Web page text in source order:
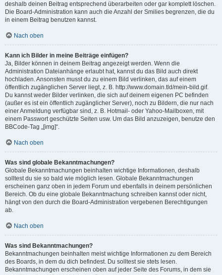
deshalb deinen Beitrag entsprechend überarbeiten oder gar komplett löschen.
Die Board-Administration kann auch die Anzahl der Smilies begrenzen, die du
in einem Beitrag benutzen kannst.
Nach oben
Kann ich Bilder in meine Beiträge einfügen?
Ja, Bilder können in deinem Beitrag angezeigt werden. Wenn die
Administration Dateianhänge erlaubt hat, kannst du das Bild auch direkt
hochladen. Ansonsten musst du zu einem Bild verlinken, das auf einem
öffentlich zugänglichen Server liegt, z. B. http://www.domain.tld/mein-bild.gif.
Du kannst weder Bilder verlinken, die sich auf deinem eigenen PC befinden
(außer es ist ein öffentlich zugänglicher Server), noch zu Bildern, die nur nach
einer Anmeldung verfügbar sind, z. B. Hotmail- oder Yahoo-Mailboxen, mit
einem Passwort geschützte Seiten usw. Um das Bild anzuzeigen, benutze den
BBCode-Tag „[img]“.
Nach oben
Was sind globale Bekanntmachungen?
Globale Bekanntmachungen beinhalten wichtige Informationen, deshalb
solltest du sie so bald wie möglich lesen. Globale Bekanntmachungen
erscheinen ganz oben in jedem Forum und ebenfalls in deinem persönlichen
Bereich. Ob du eine globale Bekanntmachung schreiben kannst oder nicht,
hängt von den durch die Board-Administration vergebenen Berechtigungen
ab.
Nach oben
Was sind Bekanntmachungen?
Bekanntmachungen beinhalten meist wichtige Informationen zu dem Bereich
des Boards, in dem du dich befindest. Du solltest sie stets lesen.
Bekanntmachungen erscheinen oben auf jeder Seite des Forums, in dem sie